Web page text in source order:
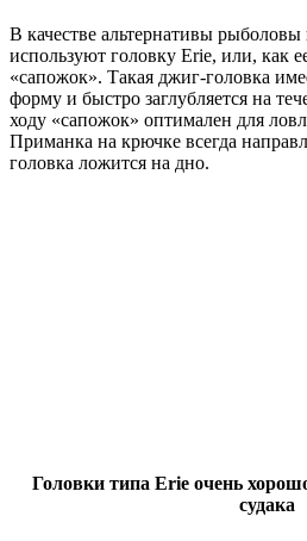
В качестве альтернативы рыболовы
используют головку Erie, или, как
«сапожок». Такая джиг-головка
форму и быстро заглубляется на
ходу «сапожок» оптимален для
Приманка на крючке всегда
головка ложится на дно.
Головки типа Erie очень
судака